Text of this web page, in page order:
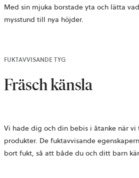
Med sin mjuka borstade yta och lätta
mysstund till nya höjder.
FUKTAVVISANDE TYG
Fräsch känsla
Vi hade dig och din bebis i åtanke när vi
produkter. De fuktavvisande
bort fukt, så att både du och ditt barn